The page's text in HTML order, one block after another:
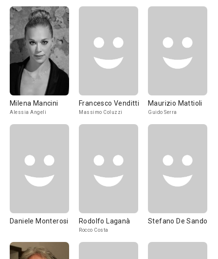
Milena Mancini
Alessia Angeli
Francesco Venditti
Massimo Coluzzi
Maurizio Mattioli
Guido Serra
Daniele Monterosi Rodolfo Laganà
Rocco Costa
Stefano De Sando